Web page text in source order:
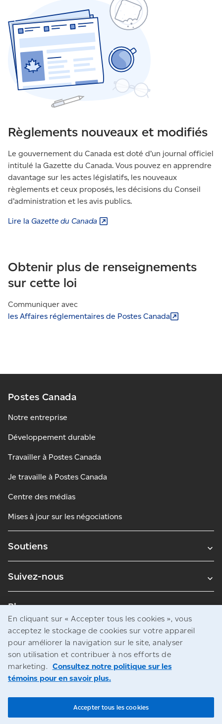
Règlements nouveaux et modifiés
Le gouvernement du Canada est doté d’un journal officiel
intitulé la Gazette du Canada. Vous pouvez en apprendre
davantage sur les actes législatifs, les nouveaux
règlements et ceux proposés, les décisions du Conseil
d’administration et les avis publics.
Lire la Gazette du Canada
Obtenir plus de renseignements
sur cette loi
Communiquer avec
les Affaires réglementaires de Postes Canada
Postes Canada
Notre entreprise
Développement durable
Travailler à Postes Canada
Je travaille à Postes Canada
Centre des médias
Mises à jour sur les négociations
Soutiens
Suivez-nous
Blogues
© Société canadienne des postes
Avis juridiques
Accès à l’information
En cliquant sur « Accepter tous les cookies », vous
acceptez le stockage de cookies sur votre appareil
pour améliorer la navigation sur le site, analyser
son utilisation et contribuer à nos efforts de
marketing. Consultez notre politique sur les
témoins pour en savoir plus.
Accepter tous les cookies